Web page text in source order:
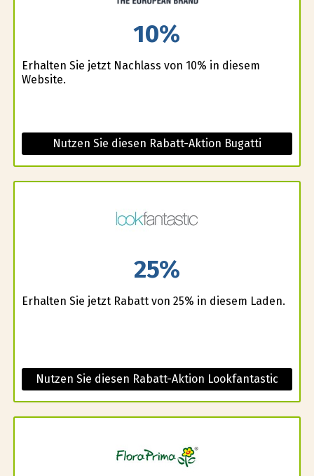
10%
Erhalten Sie jetzt Nachlass von 10% in diesem
Website.
Nutzen Sie diesen Rabatt-Aktion Bugatti
25%
Erhalten Sie jetzt Rabatt von 25% in diesem Laden.
Nutzen Sie diesen Rabatt-Aktion Lookfantastic